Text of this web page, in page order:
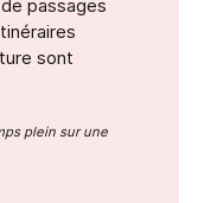
passages
sont
plein sur une